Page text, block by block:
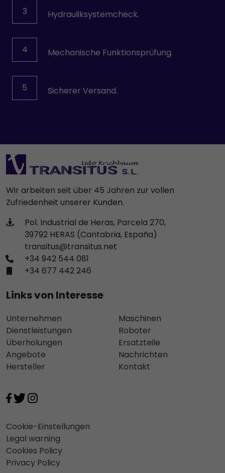
TEMP AG
VICKERS
Wittmann
3 Hydrauliksystemcheck.
4 Mechanische Funktionsprüfung.
5 Sicherer Versand.
Wir arbeiten seit über 45 Jahren zur vollen
Zufriedenheit unserer Kunden.
Pol. Industrial de Heras, Parcela 270,
39792 HERAS (Cantabria, España)
transitus@transitus.net
+34 942 544 081
+34 677 442 246
Links von Interesse
Unternehmen
Dienstleistungen
Überholungen
Angebote
Hersteller
Maschinen
Roboter
Ersatzteile
Nachrichten
Kontakt
Cookie-Einstellungen
Legal warning
Cookies Policy
Privacy Policy